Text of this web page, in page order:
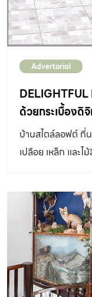
Advertorial
ด้วยกระเบื้องดิ
บ้านสไตล์ลอฟต์ ที่
เปลือย เหล็ก และ